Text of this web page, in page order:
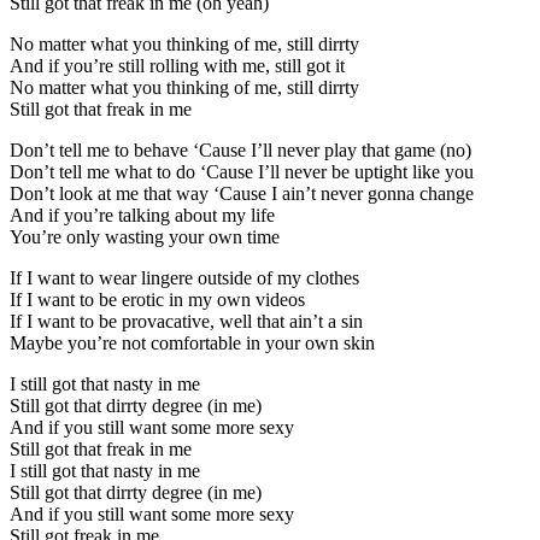
No matter what you thinking of me, still dirrty
And if you’re still rolling with me, still got it
No matter what you thinking of me, still dirrty
Still got that freak in me
Don’t tell me to behave ‘Cause I’ll never play that game (no)
Don’t tell me what to do ‘Cause I’ll never be uptight like you
Don’t look at me that way ‘Cause I ain’t never gonna change
And if you’re talking about my life
You’re only wasting your own time
If I want to wear lingere outside of my clothes
If I want to be erotic in my own videos
If I want to be provacative, well that ain’t a sin
Maybe you’re not comfortable in your own skin
I still got that nasty in me
Still got that dirrty degree (in me)
And if you still want some more sexy
Still got that freak in me
I still got that nasty in me
Still got that dirrty degree (in me)
And if you still want some more sexy
Still got freak in me